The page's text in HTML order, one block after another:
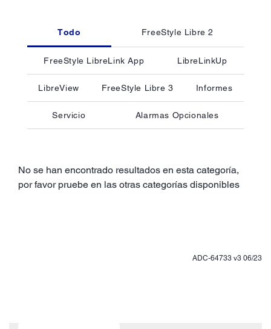
Todo FreeStyle Libre 2
FreeStyle LibreLink App LibreLinkUp
LibreView FreeStyle Libre 3 Informes
Servicio Alarmas Opcionales
No se han encontrado resultados en esta categoría,
por favor pruebe en las otras categorías disponibles
ADC-64733 v3 06/23